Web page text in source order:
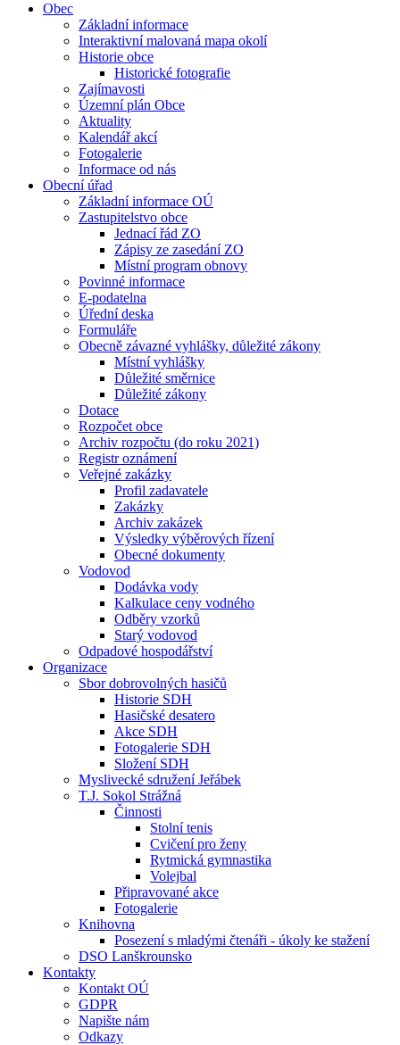
Obec
Základní informace
Interaktivní malovaná mapa okolí
Historie obce
Historické fotografie
Zajímavosti
Územní plán Obce
Aktuality
Kalendář akcí
Fotogalerie
Informace od nás
Obecní úřad
Základní informace OÚ
Zastupitelstvo obce
Jednací řád ZO
Zápisy ze zasedání ZO
Místní program obnovy
Povinné informace
E-podatelna
Úřední deska
Formuláře
Obecně závazné vyhlášky, důležité zákony
Místní vyhlášky
Důležité směrnice
Důležité zákony
Dotace
Rozpočet obce
Archiv rozpočtu (do roku 2021)
Registr oznámení
Veřejné zakázky
Profil zadavatele
Zakázky
Archiv zakázek
Výsledky výběrových řízení
Obecné dokumenty
Vodovod
Dodávka vody
Kalkulace ceny vodného
Odběry vzorků
Starý vodovod
Odpadové hospodářství
Organizace
Sbor dobrovolných hasičů
Historie SDH
Hasičské desatero
Akce SDH
Fotogalerie SDH
Složení SDH
Myslivecké sdružení Jeřábek
T.J. Sokol Strážná
Činnosti
Stolní tenis
Cvičení pro ženy
Rytmická gymnastika
Volejbal
Připravované akce
Fotogalerie
Knihovna
Posezení s mladými čtenáři - úkoly ke stažení
DSO Lanškrounsko
Kontakty
Kontakt OÚ
GDPR
Napište nám
Odkazy